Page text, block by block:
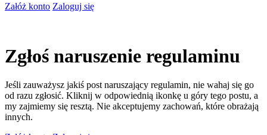
Załóż konto Zaloguj się
Zgłoś naruszenie regulaminu
Jeśli zauważysz jakiś post naruszający regulamin, nie wahaj się go
od razu zgłosić. Kliknij w odpowiednią ikonkę u góry tego postu, a
my zajmiemy się resztą. Nie akceptujemy zachowań, które obrażają
innych.